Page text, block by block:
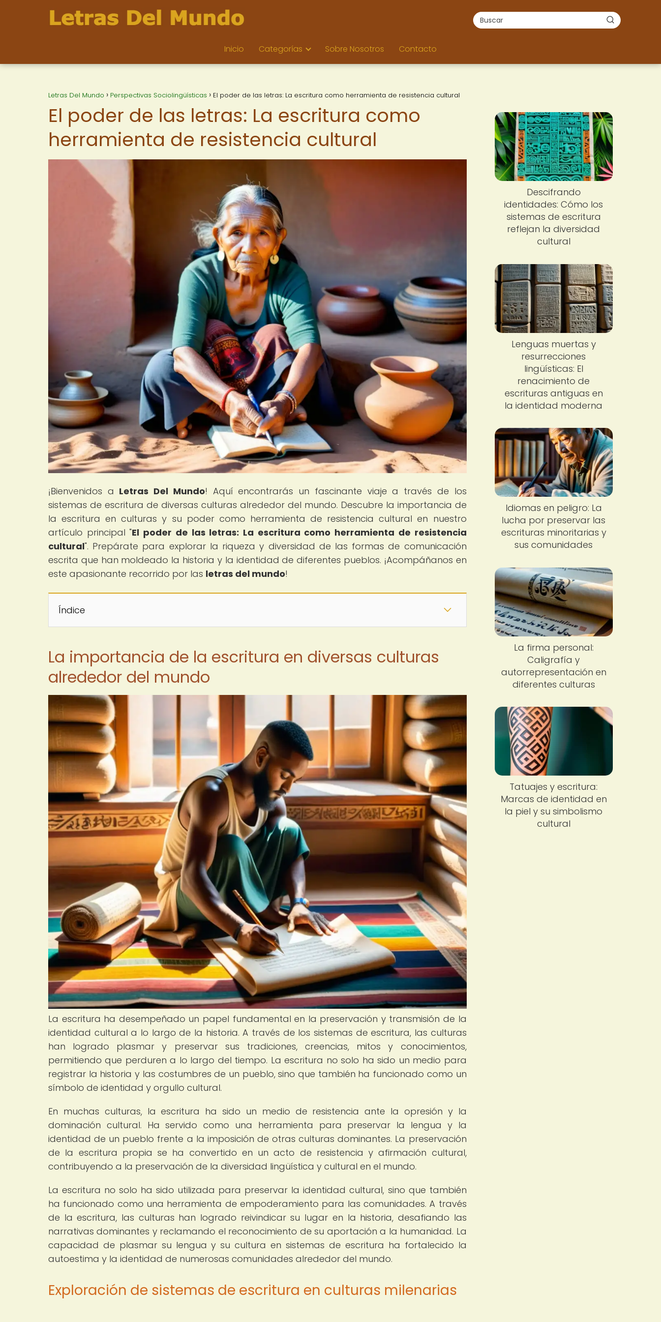
Inicio Categorías Sobre Nosotros Contacto
Letras Del Mundo Perspectivas Sociolingüísticas El poder de las letras: La escritura como herramienta de resistencia cultural
El poder de las letras: La escritura como
herramienta de resistencia cultural
¡Bienvenidos a Letras Del Mundo! Aquí encontrarás un fascinante viaje a través de los
sistemas de escritura de diversas culturas alrededor del mundo. Descubre la importancia de
la escritura en culturas y su poder como herramienta de resistencia cultural en nuestro
artículo principal "El poder de las letras: La escritura como herramienta de resistencia
cultural". Prepárate para explorar la riqueza y diversidad de las formas de comunicación
escrita que han moldeado la historia y la identidad de diferentes pueblos. ¡Acompáñanos en
este apasionante recorrido por las letras del mundo!
Índice
La importancia de la escritura en diversas culturas
alrededor del mundo
La escritura ha desempeñado un papel fundamental en la preservación y transmisión de la
identidad cultural a lo largo de la historia. A través de los sistemas de escritura, las culturas
han logrado plasmar y preservar sus tradiciones, creencias, mitos y conocimientos,
permitiendo que perduren a lo largo del tiempo. La escritura no solo ha sido un medio para
registrar la historia y las costumbres de un pueblo, sino que también ha funcionado como un
símbolo de identidad y orgullo cultural.
En muchas culturas, la escritura ha sido un medio de resistencia ante la opresión y la
dominación cultural. Ha servido como una herramienta para preservar la lengua y la
identidad de un pueblo frente a la imposición de otras culturas dominantes. La preservación
de la escritura propia se ha convertido en un acto de resistencia y afirmación cultural,
contribuyendo a la preservación de la diversidad lingüística y cultural en el mundo.
La escritura no solo ha sido utilizada para preservar la identidad cultural, sino que también
ha funcionado como una herramienta de empoderamiento para las comunidades. A través
de la escritura, las culturas han logrado reivindicar su lugar en la historia, desafiando las
narrativas dominantes y reclamando el reconocimiento de su aportación a la humanidad. La
capacidad de plasmar su lengua y su cultura en sistemas de escritura ha fortalecido la
autoestima y la identidad de numerosas comunidades alrededor del mundo.
Exploración de sistemas de escritura en culturas milenarias
Descifrando
identidades: Cómo los
sistemas de escritura
reflejan la diversidad
cultural
Lenguas muertas y
resurrecciones
lingüísticas: El
renacimiento de
escrituras antiguas en
la identidad moderna
Idiomas en peligro: La
lucha por preservar las
escrituras minoritarias y
sus comunidades
La firma personal:
Caligrafía y
autorrepresentación en
diferentes culturas
Tatuajes y escritura:
Marcas de identidad en
la piel y su simbolismo
cultural